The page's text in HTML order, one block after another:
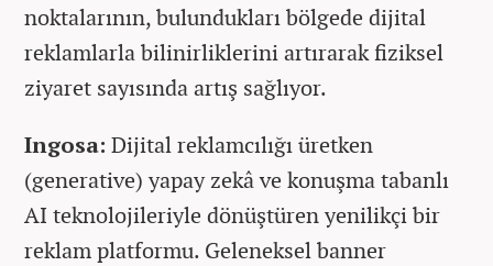
noktalarının, bulundukları bölgede dijital
reklamlarla bilinirliklerini artırarak fiziksel
ziyaret sayısında artış sağlıyor.
Ingosa: Dijital reklamcılığı üretken
(generative) yapay zekâ ve konuşma tabanlı
AI teknolojileriyle dönüştüren yenilikçi bir
reklam platformu. Geleneksel banner